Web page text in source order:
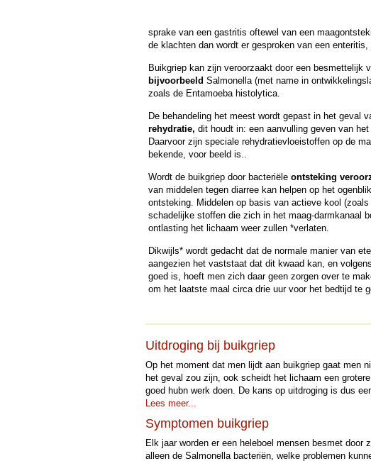
sprake van een gastritis oftewel van een
de klachten dan wordt er gesproken van een
Buikgriep kan zijn veroorzaakt door een besmettelijk
bijvoorbeeld Salmonella (met name in
zoals de Entamoeba histolytica.
De behandeling het meest wordt gepast in het geval
rehydratie, dit houdt in: een aanvulling geven van
Daarvoor zijn speciale rehydratievloeistoffen op de
bekende, voor beeld is..
Wordt de buikgriep door bacteriële ontsteking
van middelen tegen diarree kan helpen op het
ontsteking. Middelen op basis van actieve kool
schadelijke stoffen die zich in het maag-darmkanaal
ontlasting het lichaam weer zullen *verlaten.
Dikwijls* wordt gedacht dat de normale manier van
aangezien het vaststaat dat dit kwaad kan, en
goed is, hoeft men zich daar geen zorgen over te
om het laatste maal circa drie uur voor het bedtijd te
Uitdroging bij buikgriep
Op het moment dat men lijdt aan buikgriep gaat men
het geval zou zijn, ook scheidt het lichaam een
goed hubn werk doen. De kans op uitdroging is dus
Lees meer...
Symptomen buikgriep
Elk jaar worden er een heleboel mensen besmet door
alleen de Salmonella bacteriën, welke problemen